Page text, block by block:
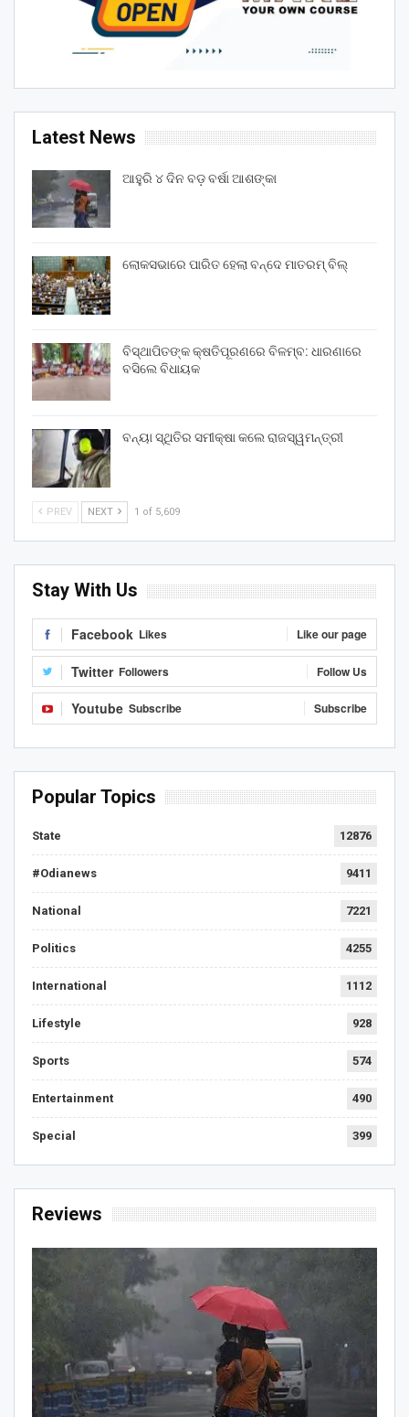
Latest News
ଆହୁରି ୪ ଦିନ ବଡ଼ ବର୍ଷା ଆଶଙ୍କା
ଲୋକସଭାରେ ପାରିତ ହେଲା ବନ୍ଦେ ମାତରମ୍‌ ବିଲ୍‌
ବିସ୍ଥାପିତଙ୍କ କ୍ଷତିପୂରଣରେ ବିଳମ୍ବ: ଧାରଣାରେ
ବସିଲେ ବିଧାୟକ
ବନ୍ୟା ସ୍ଥିତିର ସମୀକ୍ଷା କଲେ ରାଜସ୍ୱମନ୍ତ୍ରୀ
PREV NEXT 1 of 5,609
Stay With Us
Facebook Likes Like our page
Twitter Followers Follow Us
Youtube Subscribe Subscribe
Popular Topics
State 12876
#Odianews 9411
National 7221
Politics 4255
International 1112
Lifestyle 928
Sports 574
Entertainment 490
Special 399
Reviews